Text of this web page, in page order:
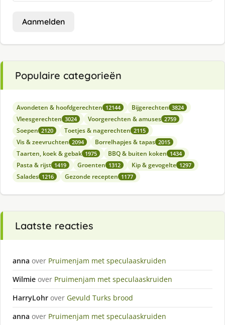
Aanmelden
Populaire categorieën
Avondeten & hoofdgerechten 12144 Bijgerechten 3824
Vleesgerechten 3024 Voorgerechten & amuses 2759
Soepen 2120 Toetjes & nagerechten 2115
Vis & zeevruchten 2094 Borrelhapjes & tapas 2015
Taarten, koek & gebak 1975 BBQ & buiten koken 1434
Pasta & rijst 1419 Groenten 1312 Kip & gevogelte 1297
Salades 1216 Gezonde recepten 1177
Laatste reacties
anna over Pruimenjam met speculaaskruiden
Wilmie over Pruimenjam met speculaaskruiden
HarryLohr over Gevuld Turks brood
anna over Pruimenjam met speculaaskruiden